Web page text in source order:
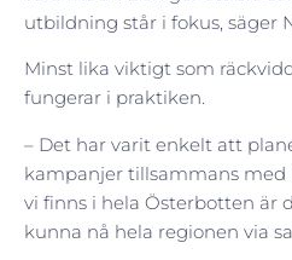
utbildning står i fokus, säger
Minst lika viktigt som
fungerar i praktiken.
– Det har varit enkelt att
kampanjer tillsammans med
vi finns i hela Österbotten är
kunna nå hela regionen via